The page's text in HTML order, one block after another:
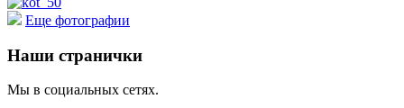
Еще фотографии
Наши странички
Мы в социальных сетях.